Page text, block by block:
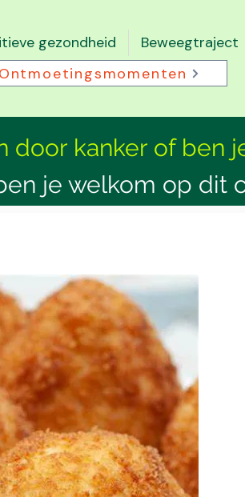
gezondheid Beweegtraject
Ontmoetingsmomenten
door kanker of ben
je welkom op dit